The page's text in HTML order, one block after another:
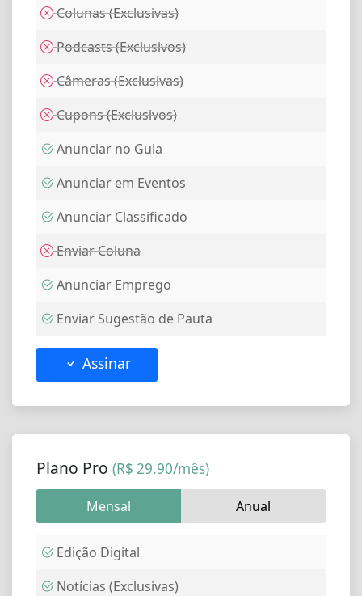
Colunas (Exclusivas)
Podcasts (Exclusivos)
Câmeras (Exclusivas)
Cupons (Exclusivos)
Anunciar no Guia
Anunciar em Eventos
Anunciar Classificado
Enviar Coluna
Anunciar Emprego
Enviar Sugestão de Pauta
Assinar
Plano Pro (R$ 29.90/mês)
Mensal Anual
Edição Digital
Notícias (Exclusivas)